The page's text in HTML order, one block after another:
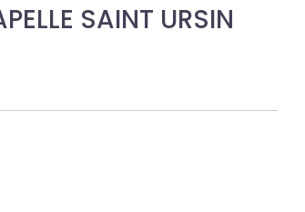
SAINT URSIN